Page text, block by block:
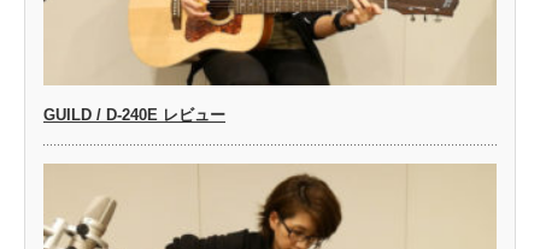
GUILD / D-240E レビュー